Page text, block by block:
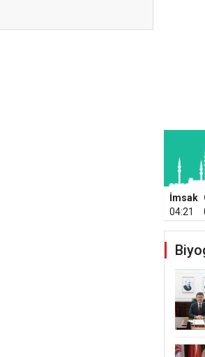
İmsak
04:21